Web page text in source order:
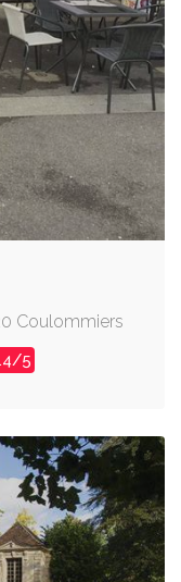
Coulommiers
5